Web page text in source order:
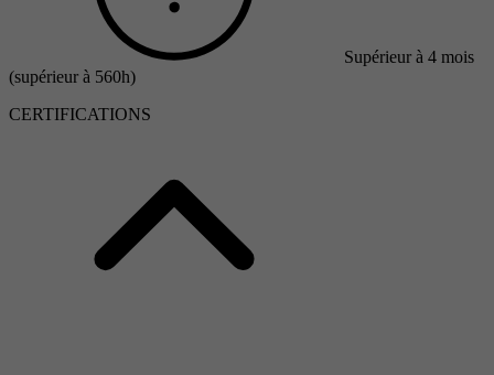
Supérieur à 4 mois
(supérieur à 560h)
CERTIFICATIONS